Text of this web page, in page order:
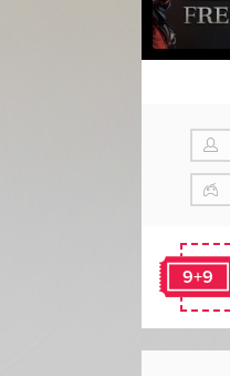
9+9